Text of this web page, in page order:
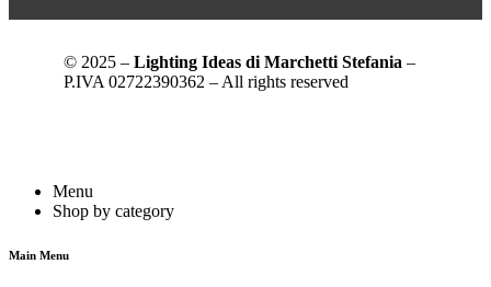
© 2025 – Lighting Ideas di Marchetti Stefania –
P.IVA 02722390362 – All rights reserved
Menu
Shop by category
Main Menu